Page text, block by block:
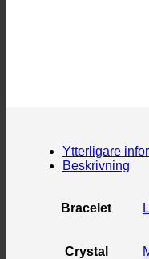
Ytterligare
Beskrivning
Bracelet
Crystal